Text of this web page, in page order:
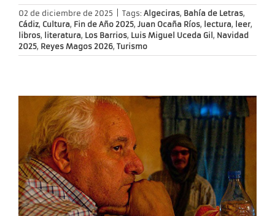
02 de diciembre de 2025 Tags: Algeciras, Bahía de Letras,
Cádiz, Cultura, Fin de Año 2025, Juan Ocaña Ríos, lectura, leer,
libros, literatura, Los Barrios, Luis Miguel Uceda Gil, Navidad
2025, Reyes Magos 2026, Turismo